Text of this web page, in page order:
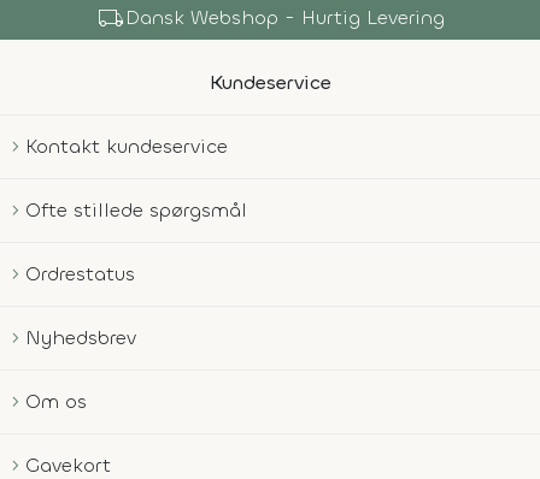
local_shippingDansk Webshop - Hurtig Levering
Kundeservice
Kontakt kundeservice
Ofte stillede spørgsmål
Ordrestatus
Nyhedsbrev
Om os
Gavekort